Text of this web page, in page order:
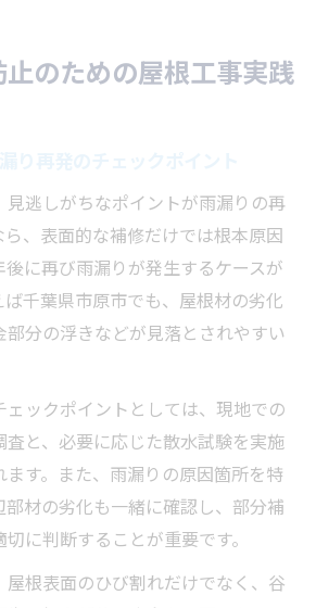
のための屋根工事実践
見逃しがちなポイントが雨漏りの再
、表面的な補修だけでは根本原因
に再び雨漏りが発生するケースが
千葉県市原市でも、屋根材の劣化
分の浮きなどが見落とされやすい
ックポイントとしては、現地での
と、必要に応じた散水試験を実施
す。また、雨漏りの原因箇所を特
材の劣化も一緒に確認し、部分補
に判断することが重要です。
根表面のひび割れだけでなく、谷